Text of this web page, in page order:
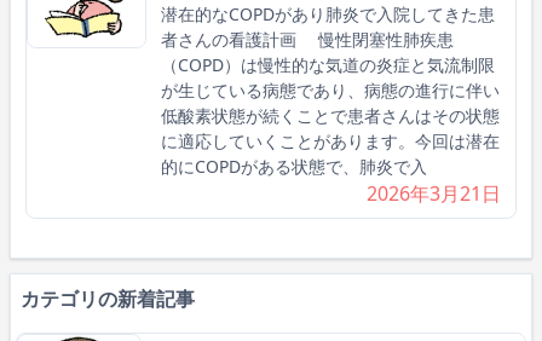
潜在的なCOPDがあり肺炎で入院してきた患
者さんの看護計画 慢性閉塞性肺疾患
（COPD）は慢性的な気道の炎症と気流制限
が生じている病態であり、病態の進行に伴い
低酸素状態が続くことで患者さんはその状態
に適応していくことがあります。今回は潜在
的にCOPDがある状態で、肺炎で入
2026年3月21日
カテゴリの新着記事